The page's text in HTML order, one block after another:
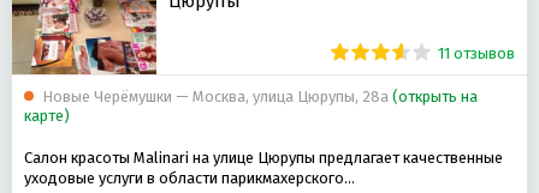
СТРИЖКА ЖЕНСКАЯ ДЕТСКИЙ МАНИКЮР
АППАРАТНАЯ КОСМЕТОЛОГИЯ ПАРАФИНОТЕРАПИЯ ЧИСТКА ЛИЦА
АППАРАТНЫЙ ПЕДИКЮР НАРАЩИВАНИЕ НОГТЕЙ
УКЛАДКА ВОЛОС КЛАССИЧЕСКИЙ МАНИКЮР
11 отзывов
Новые Черёмушки — Москва, улица Цюрупы, 28а(открыть на
карте)
Салон красоты Malinari на улице Цюрупы предлагает качественные
уходовые услуги в области парикмахерского…